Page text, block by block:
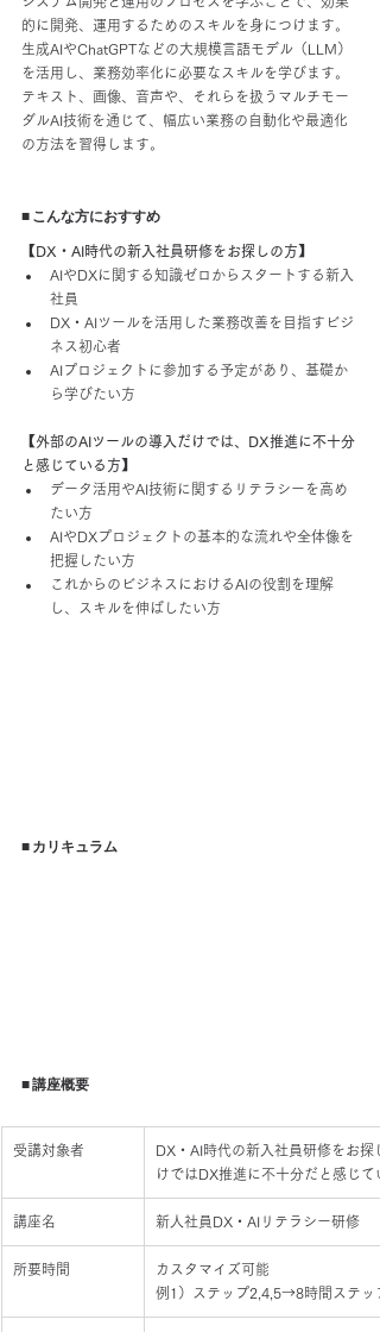
的に開発、運用するためのスキルを身につけます。
生成AIやChatGPTなどの大規模言語モデル（LLM）
を活用し、業務効率化に必要なスキルを学びます。
テキスト、画像、音声や、それらを扱うマルチモー
ダルAI技術を通じて、幅広い業務の自動化や最適化
の方法を習得します。
■ こんな方におすすめ
【DX・AI時代の新入社員研修をお探しの方】
AIやDXに関する知識ゼロからスタートする新入
社員
DX・AIツールを活用した業務改善を目指すビジ
ネス初心者
AIプロジェクトに参加する予定があり、基礎か
ら学びたい方
【外部のAIツールの導入だけでは、DX推進に不十分
と感じている方】
データ活用やAI技術に関するリテラシーを高め
たい方
AIやDXプロジェクトの基本的な流れや全体像を
把握したい方
これからのビジネスにおけるAIの役割を理解
し、スキルを伸ばしたい方
■ カリキュラム
■ 講座概要
受講対象者
DX・AI時代の新入社員研修をお
けではDX推進に不十分だと感じて
講座名 新人社員DX・AIリテラシー研修
所要時間
カスタマイズ可能
例1）ステップ2,4,5→8時間ステ